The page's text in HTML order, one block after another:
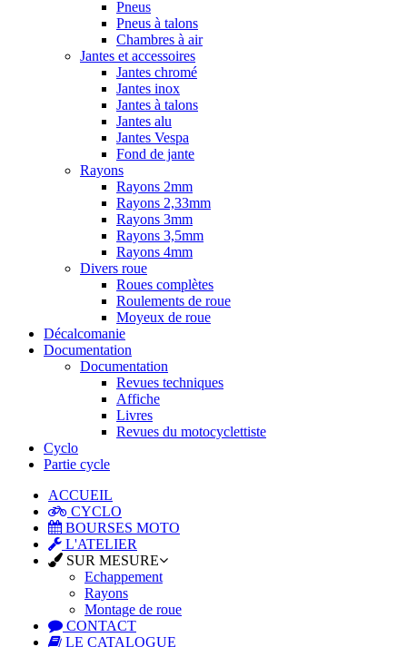
Pneus
Pneus à talons
Chambres à air
Jantes et accessoires
Jantes chromé
Jantes inox
Jantes à talons
Jantes alu
Jantes Vespa
Fond de jante
Rayons
Rayons 2mm
Rayons 2,33mm
Rayons 3mm
Rayons 3,5mm
Rayons 4mm
Divers roue
Roues complètes
Roulements de roue
Moyeux de roue
Décalcomanie
Documentation
Documentation
Revues techniques
Affiche
Livres
Revues du motocyclettiste
Cyclo
Partie cycle
ACCUEIL
CYCLO
BOURSES MOTO
L'ATELIER
SUR MESURE
Echappement
Rayons
Montage de roue
CONTACT
LE CATALOGUE